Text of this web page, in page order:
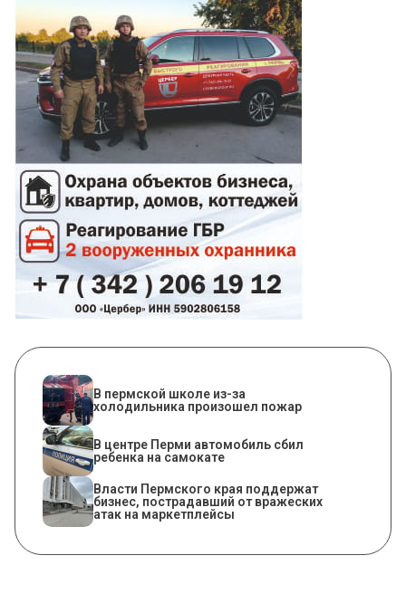
​В пермской школе из-за
холодильника произошел пожар
В центре Перми автомобиль сбил
ребенка на самокате
Власти Пермского края поддержат
бизнес, пострадавший от вражеских
атак на маркетплейсы